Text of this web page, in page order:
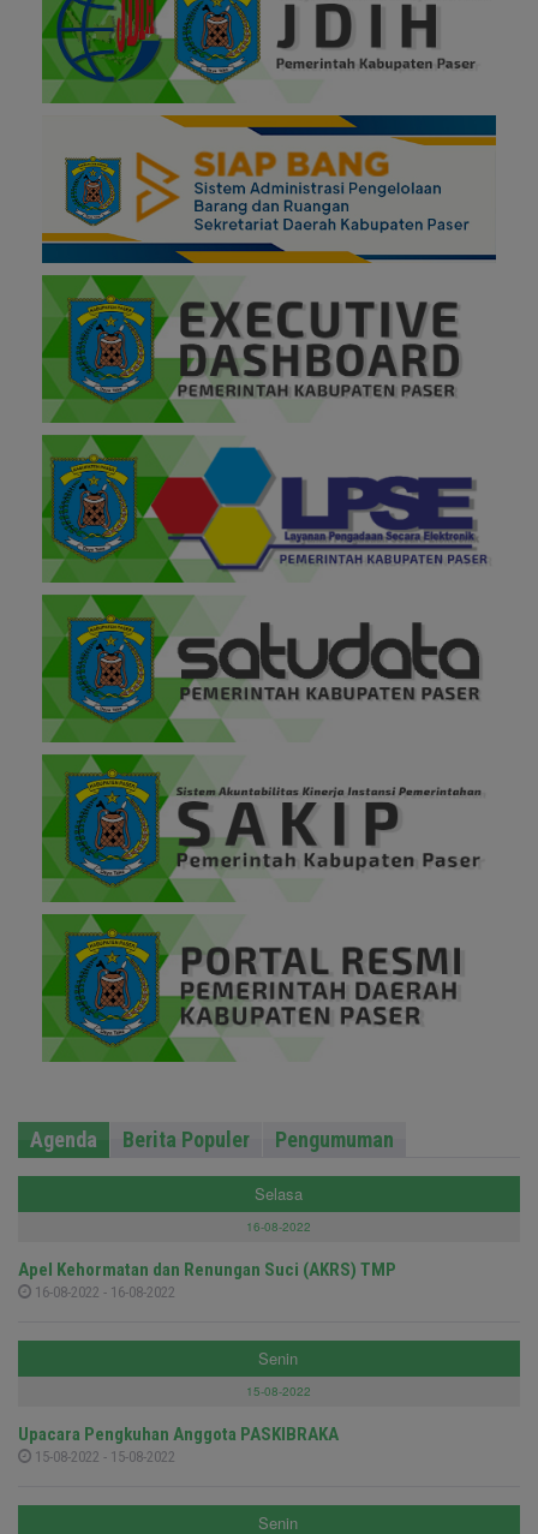
Agenda Berita Populer Pengumuman
Selasa
16-08-2022
Apel Kehormatan dan Renungan Suci (AKRS) TMP
16-08-2022 - 16-08-2022
Senin
15-08-2022
Upacara Pengkuhan Anggota PASKIBRAKA
15-08-2022 - 15-08-2022
Senin